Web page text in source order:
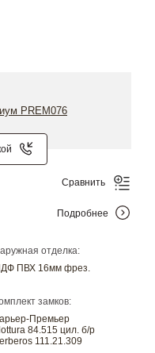
отделка:
ПВХ 16мм фрез.
замков:
Премьер
84.515 цил. б/р
111.21.309
Сравнить
Подробнее